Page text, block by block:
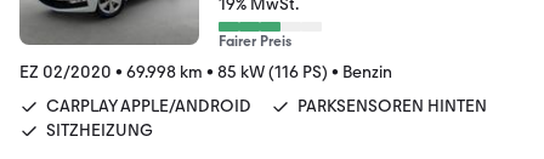
19% MwSt.
Fairer Preis
EZ 02/2020 • 69.998 km • 85 kW (116 PS) • Benzin
CARPLAY APPLE/ANDROID
PARKSENSOREN HINTEN
SITZHEIZUNG